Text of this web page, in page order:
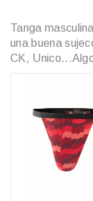
Tanga
una buena
CK,